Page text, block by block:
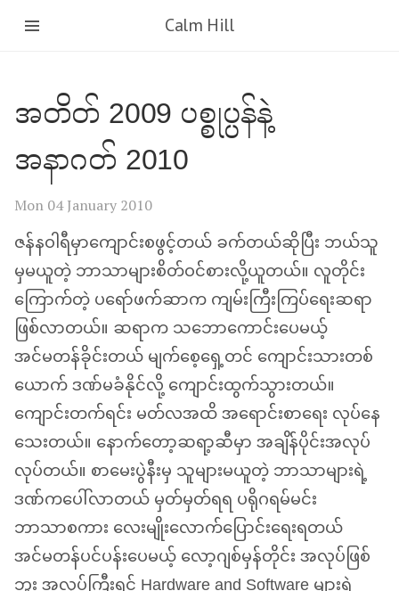
Calm Hill
အတိတ် 2009 ပစ္စုပ္ပန်နဲ့
အနာဂတ် 2010
Mon 04 January 2010
ဇန်နဝါရီမှာကျောင်းစဖွင့်တယ် ခက်တယ်ဆိုပြီး ဘယ်သူ
မှမယူတဲ့ ဘာသာများစိတ်ဝင်စားလို့ယူတယ်။ လူတိုင်း
ကြောက်တဲ့ ပရော်ဖက်ဆာက ကျမ်းကြီးကြပ်ရေးဆရာ
ဖြစ်လာတယ်။ ဆရာက သဘောကောင်းပေမယ့်
အင်မတန်ခိုင်းတယ် မျက်စေ့ရှေ့တင် ကျောင်းသားတစ်
ယောက် ဒဏ်မခံနိုင်လို့ ကျောင်းထွက်သွားတယ်။
ကျောင်းတက်ရင်း မတ်လအထိ အရောင်းစာရေး လုပ်နေ
သေးတယ်။ နောက်တော့ဆရာ့ဆီမှာ အချိန်ပိုင်းအလုပ်
လုပ်တယ်။ စာမေးပွဲနီးမှ သူများမယူတဲ့ ဘာသာများရဲ့
ဒဏ်ကပေါ်လာတယ် မှတ်မှတ်ရရ ပရိုဂရမ်မင်း
ဘာသာစကား လေးမျိုးလောက်ပြောင်းရေးရတယ်
အင်မတန်ပင်ပန်းပေမယ့် လော့ဂျစ်မှန်တိုင်း အလုပ်ဖြစ်